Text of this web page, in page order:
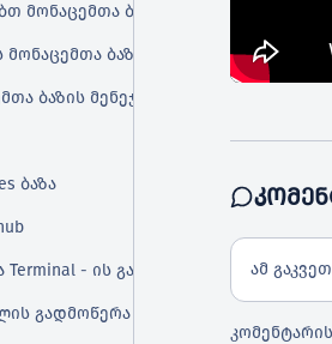
მონაცემთა ბაზებს?
ბაზა?
ბაზის მენეჯმენტ სისტემა
ბაზა
Terminal - ის გამოყენება
გადმოწერა
ამ